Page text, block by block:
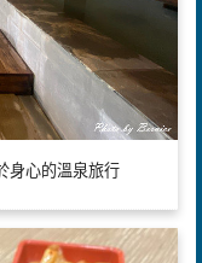
身心的溫泉旅行